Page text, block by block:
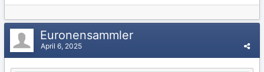
Euronensammler
April 6, 2025